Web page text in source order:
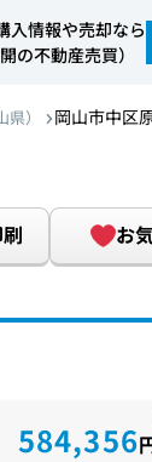
入情報や売却なら
の不動産売買）
） 岡山市中区
お
584,356